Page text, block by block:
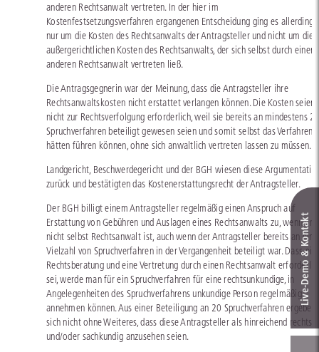
anderen Rechtsanwalt vertreten. In der hier im
Kostenfestsetzungsverfahren ergangenen Entscheidung ging es allerdings
nur um die Kosten des Rechtsanwalts der Antragsteller und nicht um die
außergerichtlichen Kosten des Rechtsanwalts, der sich selbst durch einen
anderen Rechtsanwalt vertreten ließ.
Die Antragsgegnerin war der Meinung, dass die Antragsteller ihre
Rechtsanwaltskosten nicht erstattet verlangen können. Die Kosten seien
nicht zur Rechtsverfolgung erforderlich, weil sie bereits an mindestens
Spruchverfahren beteiligt gewesen seien und somit selbst das Verfahren
hätten führen können, ohne sich anwaltlich vertreten lassen zu müssen.
Landgericht, Beschwerdegericht und der BGH wiesen diese
zurück und bestätigten das Kostenerstattungsrecht der Antragsteller.
Der BGH billigt einem Antragsteller regelmäßig einen Anspruch auf
Erstattung von Gebühren und Auslagen eines Rechtsanwalts zu, wenn er
nicht selbst Rechtsanwalt ist, auch wenn der Antragsteller bereits an
Vielzahl von Spruchverfahren in der Vergangenheit beteiligt war. Dass
Rechtsberatung und eine Vertretung durch einen Rechtsanwalt
sei, werde man für ein Spruchverfahren für eine rechtsunkundige, in
Angelegenheiten des Spruchverfahrens unkundige Person regelmäßig
annehmen können. Aus einer Beteiligung an 20 Spruchverfahren ergebe
sich nicht ohne Weiteres, dass diese Antragsteller als hinreichend rechts-
und/oder sachkundig anzusehen seien.
Live‑Demo & Kontakt